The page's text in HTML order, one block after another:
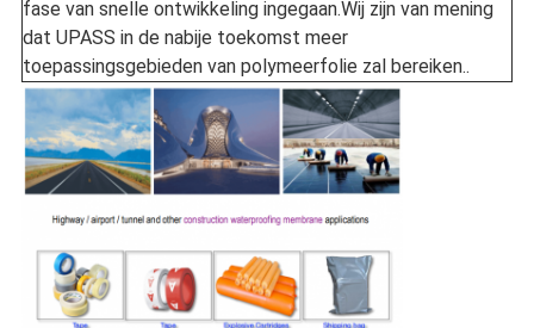
fase van snelle ontwikkeling ingegaan.Wij zijn van mening
dat UPASS in de nabije toekomst meer
toepassingsgebieden van polymeerfolie zal bereiken..